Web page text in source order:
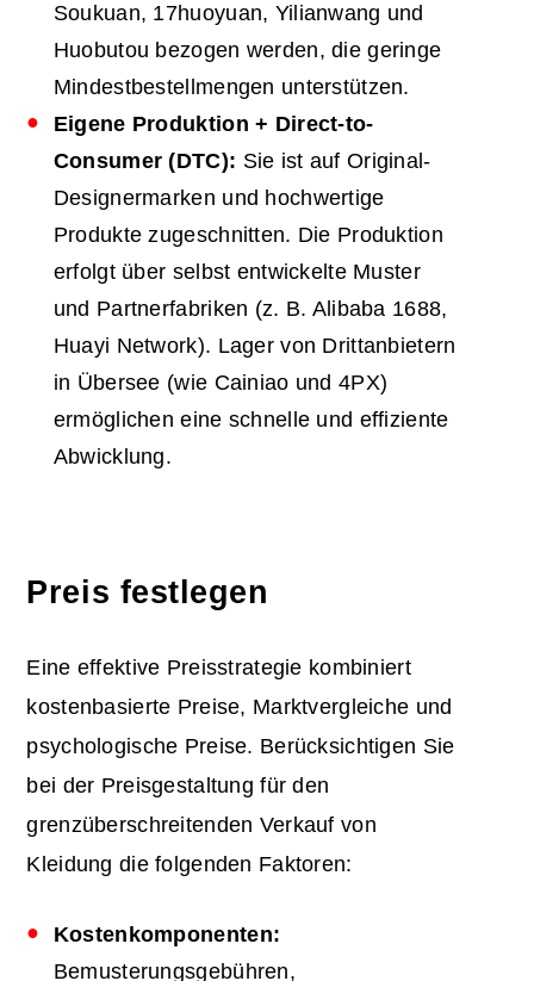
Soukuan, 17huoyuan, Yilianwang und
Huobutou bezogen werden, die geringe
Mindestbestellmengen unterstützen.
Eigene Produktion + Direct-to-
Consumer (DTC): Sie ist auf Original-
Designermarken und hochwertige
Produkte zugeschnitten. Die Produktion
erfolgt über selbst entwickelte Muster
und Partnerfabriken (z. B. Alibaba 1688,
Huayi Network). Lager von Drittanbietern
in Übersee (wie Cainiao und 4PX)
ermöglichen eine schnelle und effiziente
Abwicklung.
Preis festlegen
Eine effektive Preisstrategie kombiniert
kostenbasierte Preise, Marktvergleiche und
psychologische Preise. Berücksichtigen Sie
bei der Preisgestaltung für den
grenzüberschreitenden Verkauf von
Kleidung die folgenden Faktoren:
Kostenkomponenten:
Bemusterungsgebühren,